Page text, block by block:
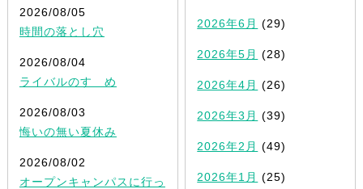
2026/08/05
時間の落とし穴
2026/08/04
ライバルのすゝめ
2026/08/03
悔いの無い夏休み
2026/08/02
オープンキャンパスに行っ
2026年6月 (29)
2026年5月 (28)
2026年4月 (26)
2026年3月 (39)
2026年2月 (49)
2026年1月 (25)